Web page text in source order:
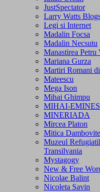
JustSpectator
Larry Watts
Legi si Internet
Madalin Focsa
Madalin Necsutu
Manastirea Petru
Mariana Gurza
Martiri Romani
Mateescu
Mega Ison
Mihai Ghimpu
MIHAI-
MINERIADA
Mircea Platon
Mitica
Muzeul
Transilvania
Mystagogy
New & Free
Nicolae Balint
Nicoleta Savin